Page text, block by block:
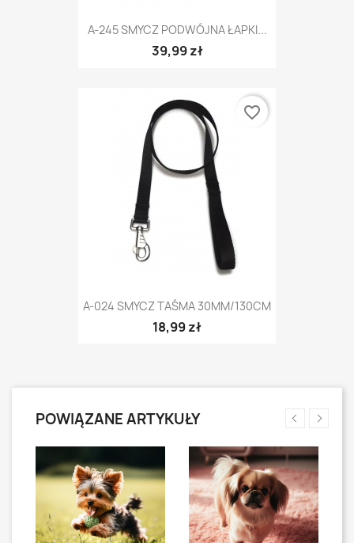
A-245 SMYCZ PODWÓJNA ŁAPKI...
39,99 zł
A-024 SMYCZ TAŚMA 30MM/130CM
18,99 zł
favorite_border
POWIĄZANE ARTYKUŁY